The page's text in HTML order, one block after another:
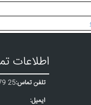
اطلاعات
تلفن تماس:25
ایمیل: